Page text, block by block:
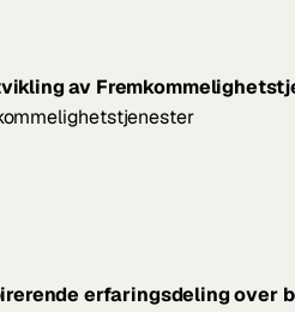
av
erfaringsdeling over